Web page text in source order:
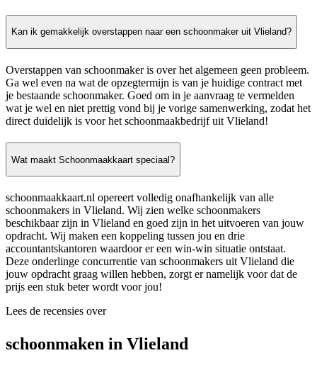
Kan ik gemakkelijk overstappen naar een schoonmaker uit Vlieland?
Overstappen van schoonmaker is over het algemeen geen probleem.
Ga wel even na wat de opzegtermijn is van je huidige contract met
je bestaande schoonmaker. Goed om in je aanvraag te vermelden
wat je wel en niet prettig vond bij je vorige samenwerking, zodat het
direct duidelijk is voor het schoonmaakbedrijf uit Vlieland!
Wat maakt Schoonmaakkaart speciaal?
schoonmaakkaart.nl opereert volledig onafhankelijk van alle
schoonmakers in Vlieland. Wij zien welke schoonmakers
beschikbaar zijn in Vlieland en goed zijn in het uitvoeren van jouw
opdracht. Wij maken een koppeling tussen jou en drie
accountantskantoren waardoor er een win-win situatie ontstaat.
Deze onderlinge concurrentie van schoonmakers uit Vlieland die
jouw opdracht graag willen hebben, zorgt er namelijk voor dat de
prijs een stuk beter wordt voor jou!
Lees de recensies over
schoonmaken in Vlieland